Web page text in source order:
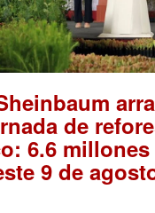
de
6.6 millones
9 de